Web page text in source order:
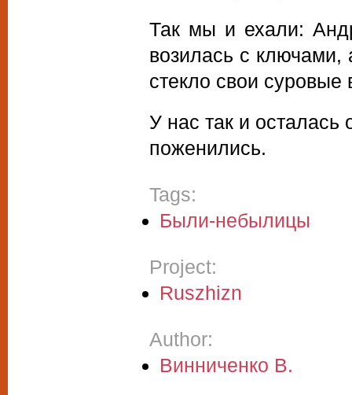
Так мы и ехали:
возилась с ключами,
стекло свои суровые
У нас так и
поженились.
Tags:
Были-небылицы
Project:
Ruszhizn
Author:
Винниченко В.